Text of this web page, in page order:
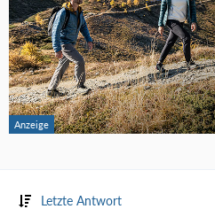
Letzte Antwort